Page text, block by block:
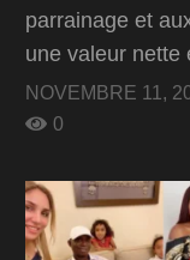
parrainage et
une valeur
NOVEMBRE 11,
0